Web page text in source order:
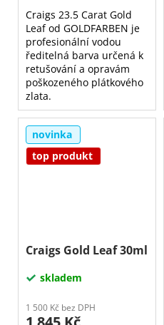
Craigs 23.5 Carat Gold
Leaf od GOLDFARBEN je
profesionální vodou
ředitelná barva určená k
retušování a opravám
poškozeného plátkového
zlata.
novinka
top produkt
Craigs Gold Leaf 30ml
skladem
1 500 Kč bez DPH